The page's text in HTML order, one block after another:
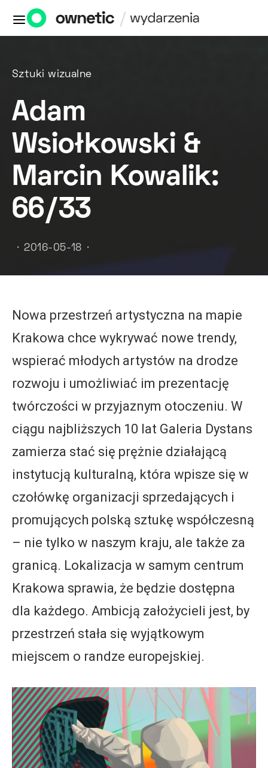
Sztuki wizualne
Adam
Wsiołkowski &
Marcin Kowalik:
66/33
2016-05-18
Nowa przestrzeń artystyczna na mapie
Krakowa chce wykrywać nowe trendy,
wspierać młodych artystów na drodze
rozwoju i umożliwiać im prezentację
twórczości w przyjaznym otoczeniu. W
ciągu najbliższych 10 lat Galeria Dystans
zamierza stać się prężnie działającą
instytucją kulturalną, która wpisze się w
czołówkę organizacji sprzedających i
promujących polską sztukę współczesną
– nie tylko w naszym kraju, ale także za
granicą. Lokalizacja w samym centrum
Krakowa sprawia, że będzie dostępna
dla każdego. Ambicją założycieli jest, by
przestrzeń stała się wyjątkowym
miejscem o randze europejskiej.